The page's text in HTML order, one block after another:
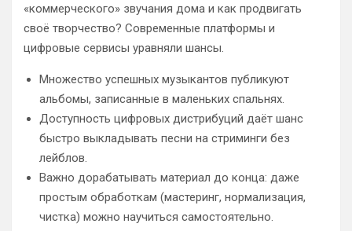
«коммерческого» звучания дома и как продвигать
своё творчество? Современные платформы и
цифровые сервисы уравняли шансы.
Множество успешных музыкантов публикуют
альбомы, записанные в маленьких спальнях.
Доступность цифровых дистрибуций даёт шанс
быстро выкладывать песни на стриминги без
лейблов.
Важно дорабатывать материал до конца: даже
простым обработкам (мастеринг, нормализация,
чистка) можно научиться самостоятельно.